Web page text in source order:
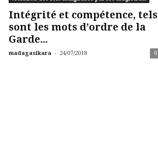
Intégrité et compétence, tels
sont les mots d’ordre de la
Garde...
madagasikara - 24/07/2018 0